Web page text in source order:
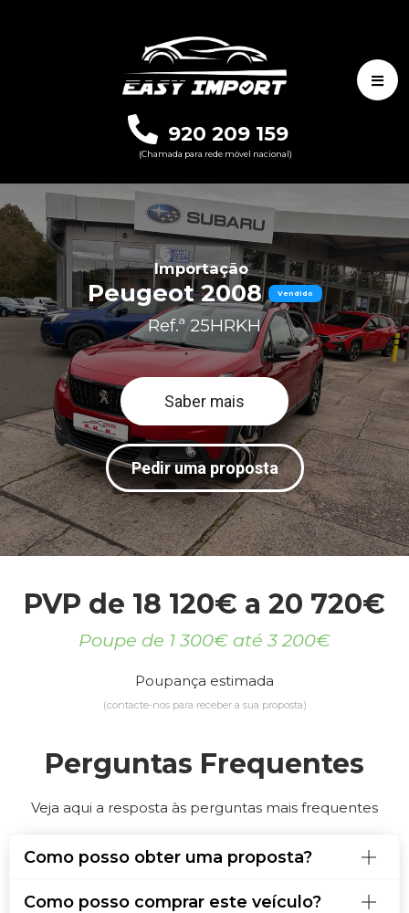
920 209 159
(Chamada para rede móvel nacional)
Importação
Peugeot 2008 Vendido
Ref.ª 25HRKH
Saber mais
Pedir uma proposta
PVP de 18 120€ a 20 720€
Poupe de 1 300€ até 3 200€
Poupança estimada
(contacte-nos para receber a sua proposta)
Perguntas Frequentes
Veja aqui a resposta às perguntas mais frequentes
Como posso obter uma proposta?
Como posso comprar este veículo?